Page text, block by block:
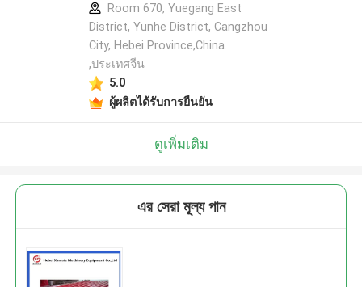
Room 670, Yuegang East
District, Yunhe District, Cangzhou
City, Hebei Province,China.
,ประเทศจีน
5.0
ผู้ผลิตได้รับการยืนยัน
ดูเพิ่มเติม
এর সেরা মূল্য পান